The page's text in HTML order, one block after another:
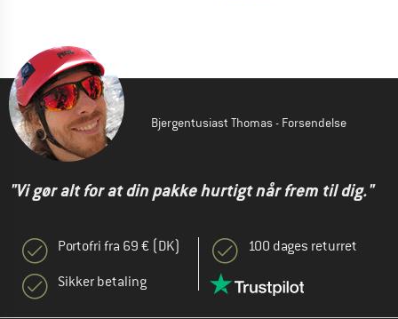
Bjergentusiast Thomas - Forsendelse
"Vi gør alt for at din pakke hurtigt når frem til dig."
Portofri fra 69 € (DK)
Sikker betaling
100 dages returret